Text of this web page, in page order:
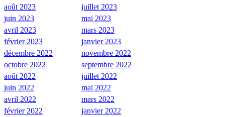
août 2023
juillet 2023
juin 2023
mai 2023
avril 2023
mars 2023
février 2023
janvier 2023
décembre 2022
novembre 2022
octobre 2022
septembre 2022
août 2022
juillet 2022
juin 2022
mai 2022
avril 2022
mars 2022
février 2022
janvier 2022